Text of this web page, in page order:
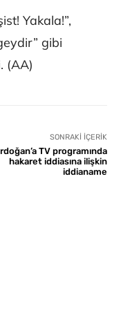
Yakala!”,
gibi
(AA)
SONRAKI İÇERIK
TV programında
hakaret iddiasına ilişkin
iddianame